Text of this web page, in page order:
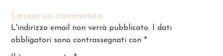
Lascia un commento
L'indirizzo email non verrà pubblicato. I dati
obbligatori sono contrassegnati con *